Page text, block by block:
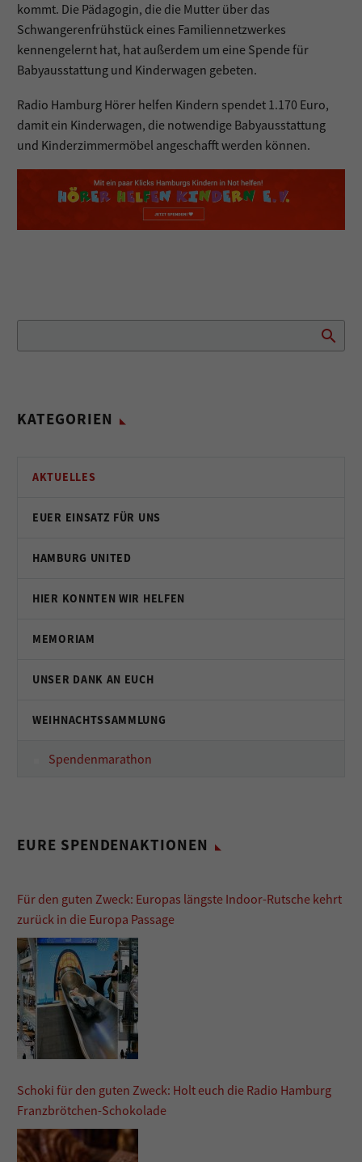
kommt. Die Pädagogin, die die Mutter über das
Schwangerenfrühstück eines Familiennetzwerkes
kennengelernt hat, hat außerdem um eine Spende für
Babyausstattung und Kinderwagen gebeten.
Radio Hamburg Hörer helfen Kindern spendet 1.170 Euro,
damit ein Kinderwagen, die notwendige Babyausstattung
und Kinderzimmermöbel angeschafft werden können.
KATEGORIEN
AKTUELLES
EUER EINSATZ FÜR UNS
HAMBURG UNITED
HIER KONNTEN WIR HELFEN
MEMORIAM
UNSER DANK AN EUCH
WEIHNACHTSSAMMLUNG
Spendenmarathon
EURE SPENDENAKTIONEN
Für den guten Zweck: Europas längste Indoor-Rutsche kehrt
zurück in die Europa Passage
Schoki für den guten Zweck: Holt euch die Radio Hamburg
Franzbrötchen-Schokolade